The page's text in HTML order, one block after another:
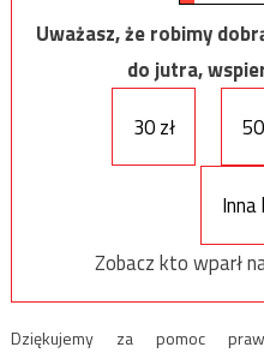
Uważasz, że robimy
do jutra,
30 zł
Zobacz kto wparł
Dziękujemy za pomoc